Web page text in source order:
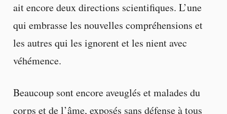
ait encore deux directions scientifiques. L’une
qui embrasse les nouvelles compréhensions et
les autres qui les ignorent et les nient avec
véhémence.
Beaucoup sont encore aveuglés et malades du
corps et de l’âme, exposés sans défense à tous